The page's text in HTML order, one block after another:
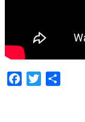
Facebook
Twitter